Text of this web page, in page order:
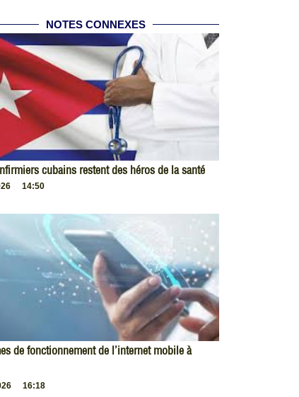
NOTES CONNEXES
cubains restent des héros de la santé
14:50
de fonctionnement de l’internet mobile à
16:18